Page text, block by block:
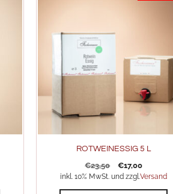
ROTWEINESSIG 5 L
€23,50
Ursprünglicher
Preis
war:
€17,00Aktueller
Preis
ist:
inkl. 10% MwSt. und zzgl.Versand